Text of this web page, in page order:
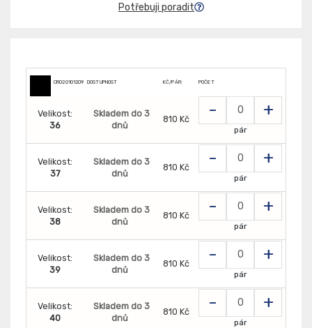
Potřebuji poradit
CR0201012099 DOSTUPNOST KČ/PÁR: POČET
Velikost:
36
Skladem do 3
dnů
810 Kč - +
pár
Velikost:
37
Skladem do 3
dnů
810 Kč - +
pár
Velikost:
38
Skladem do 3
dnů
810 Kč - +
pár
Velikost:
39
Skladem do 3
dnů
810 Kč - +
pár
Velikost:
40
Skladem do 3
dnů
810 Kč - +
pár